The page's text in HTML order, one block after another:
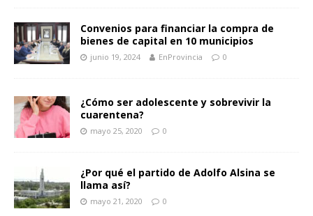
Convenios para financiar la compra de
bienes de capital en 10 municipios
junio 19, 2024 EnProvincia 0
¿Cómo ser adolescente y sobrevivir la
cuarentena?
mayo 25, 2020 0
¿Por qué el partido de Adolfo Alsina se
llama así?
mayo 21, 2020 0